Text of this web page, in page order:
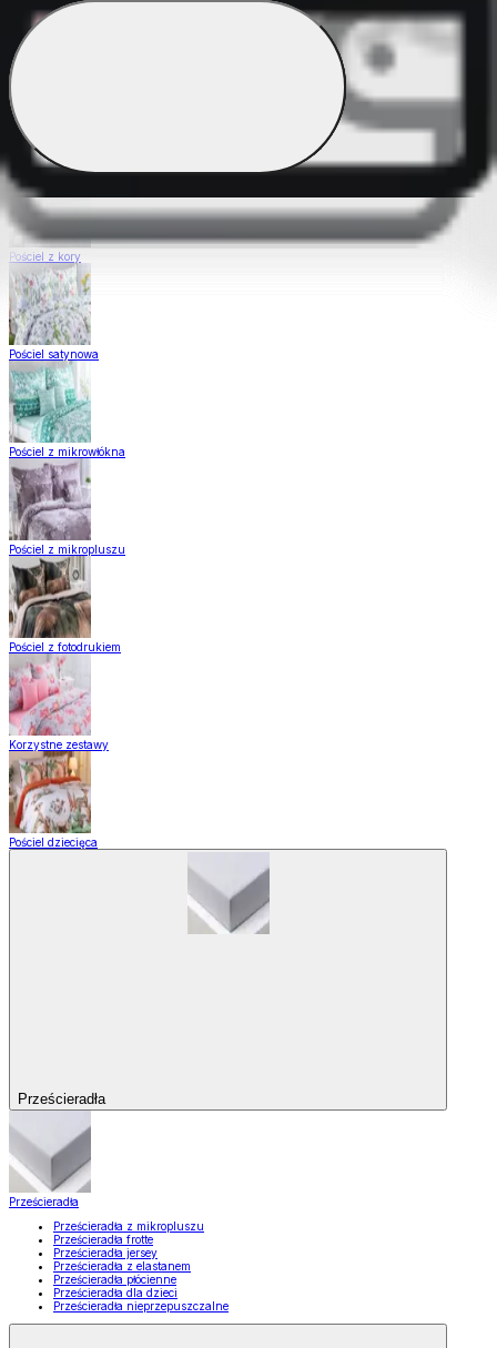
Pościel Dual Feel
Pościel z gładkiej bawełny
Pościel z kory
Pościel satynowa
Pościel z mikrowłókna
Pościel z mikropluszu
Pościel z fotodrukiem
Korzystne zestawy
Pościel dziecięca
Prześcieradła
Prześcieradła
Prześcieradła z mikropluszu
Prześcieradła frotte
Prześcieradła jersey
Prześcieradła z elastanem
Prześcieradła płócienne
Prześcieradła dla dzieci
Prześcieradła nieprzepuszczalne